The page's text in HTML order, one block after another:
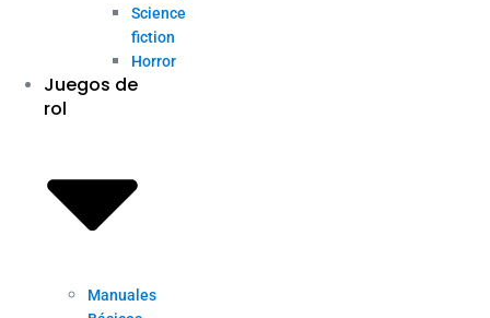
Science
fiction
Horror
Juegos de
rol
Manuales